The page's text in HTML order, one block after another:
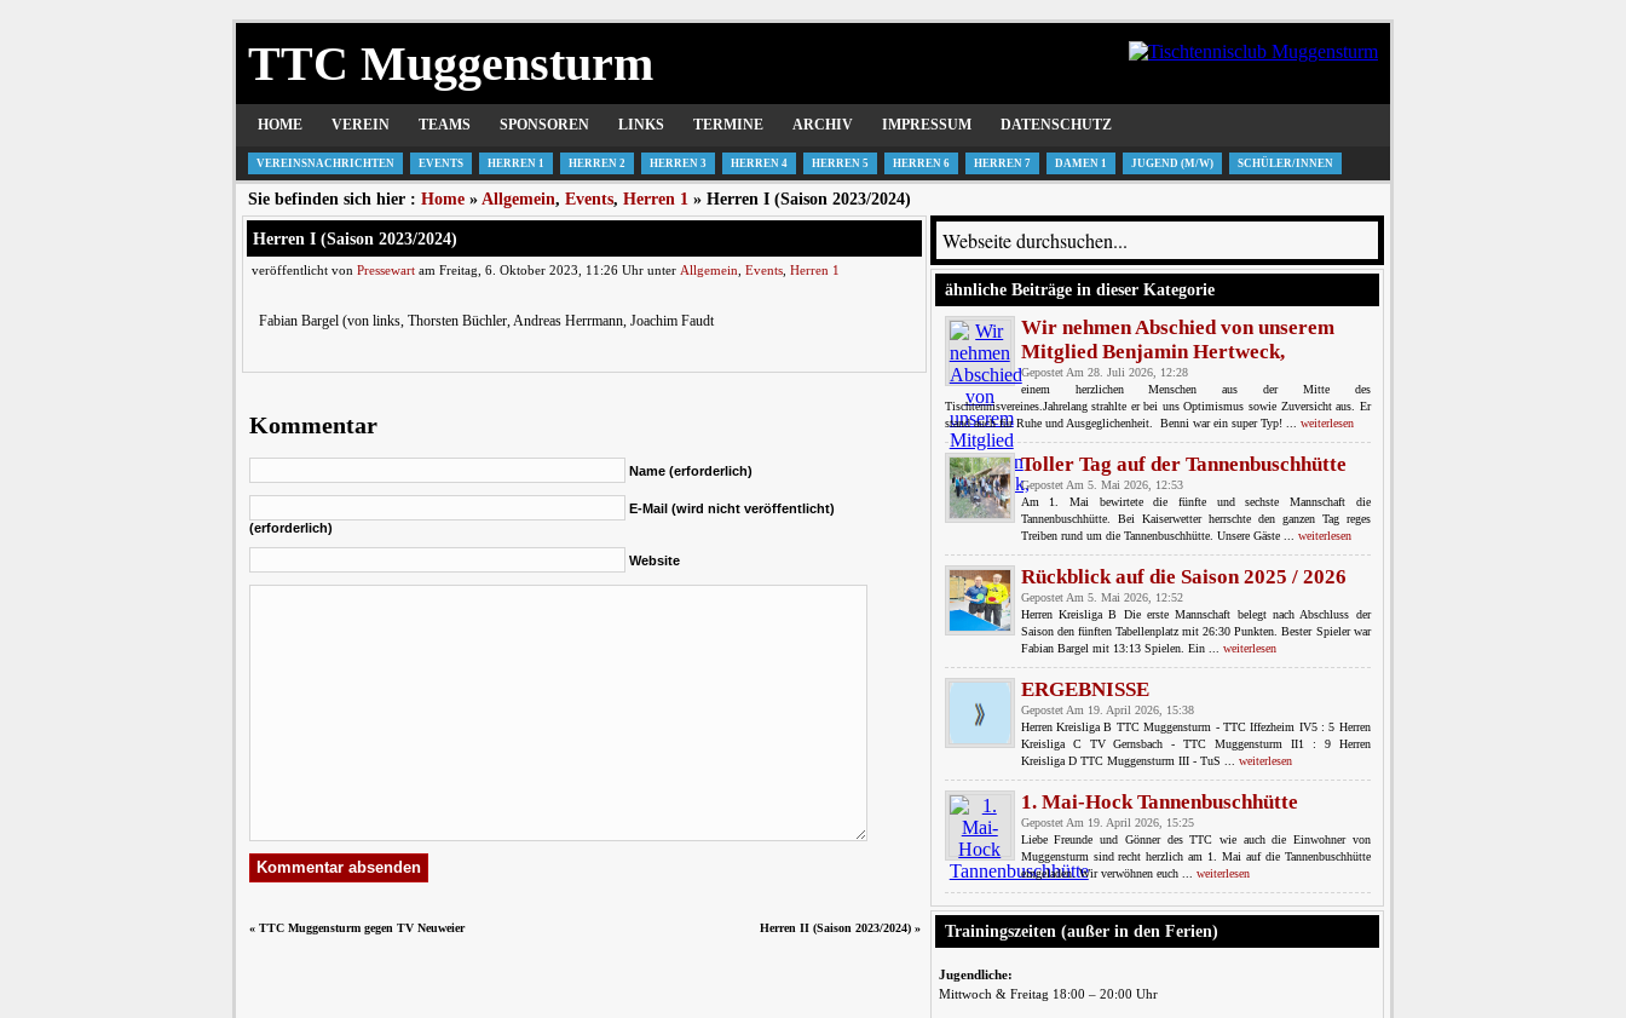
TTC Muggensturm
HOME VEREIN TEAMS SPONSOREN LINKS TERMINE ARCHIV IMPRESSUM DATENSCHUTZ
VEREINSNACHRICHTEN EVENTS HERREN 1 HERREN 2 HERREN 3 HERREN 4 HERREN 5 HERREN 6 HERREN 7 DAMEN 1 JUGEND (M/W) SCHÜLER/INNEN
Sie befinden sich hier : Home » Allgemein, Events, Herren 1 » Herren I (Saison 2023/2024)
Herren I (Saison 2023/2024)
veröffentlicht von Pressewart am Freitag, 6. Oktober 2023, 11:26 Uhr unter Allgemein Events Herren 1
Fabian Bargel (von links, Thorsten Büchler, Andreas Herrmann, Joachim Faudt
Kommentar
Name (erforderlich)
E-Mail (wird nicht veröffentlicht)
(erforderlich)
Website
« TTC Muggensturm gegen TV Neuweier Herren II (Saison 2023/2024)»
ähnliche Beiträge in dieser Kategorie
Wir nehmen Abschied von unserem
Mitglied Benjamin Hertweck,
Gepostet Am 28. Juli 2026, 12:28
einem herzlichen Menschen aus der Mitte des
Tischtennisvereines.Jahrelang strahlte er bei uns Optimismus sowie Zuversicht aus. Er
stand auch für Ruhe und Ausgeglichenheit. Benni war ein super Typ! ... weiterlesen
Toller Tag auf der Tannenbuschhütte
Gepostet Am 5. Mai 2026, 12:53
Am 1. Mai bewirtete die fünfte und sechste Mannschaft die
Tannenbuschhütte. Bei Kaiserwetter herrschte den ganzen Tag reges
Treiben rund um die Tannenbuschhütte. Unsere Gäste ... weiterlesen
Rückblick auf die Saison 2025 / 2026
Gepostet Am 5. Mai 2026, 12:52
Herren Kreisliga B Die erste Mannschaft belegt nach Abschluss der
Saison den fünften Tabellenplatz mit 26:30 Punkten. Bester Spieler war
Fabian Bargel mit 13:13 Spielen. Ein ... weiterlesen
ERGEBNISSE
Gepostet Am 19. April 2026, 15:38
Herren Kreisliga B TTC Muggensturm - TTC Iffezheim IV5 : 5 Herren
Kreisliga C TV Gernsbach - TTC Muggensturm II1 : 9 Herren
Kreisliga D TTC Muggensturm III - TuS ... weiterlesen
1. Mai-Hock Tannenbuschhütte
Gepostet Am 19. April 2026, 15:25
Liebe Freunde und Gönner des TTC wie auch die Einwohner von
Muggensturm sind recht herzlich am 1. Mai auf die Tannenbuschhütte
eingeladen. Wir verwöhnen euch ... weiterlesen
Trainingszeiten (außer in den Ferien)
Jugendliche:
Mittwoch & Freitag 18:00 – 20:00 Uhr